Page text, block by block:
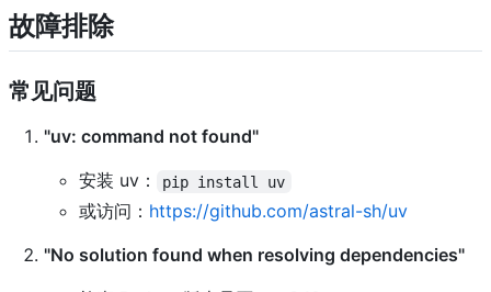
故障排除
常见问题
"uv: command not found"
安装 uv：
pip install uv
或访问： https://github.com/astral-sh/uv
"No solution found when resolving dependencies"